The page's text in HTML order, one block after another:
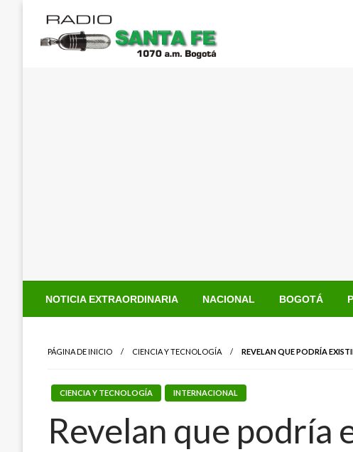
contenido
NOTICIA EXTRAORDINARIA NACIONAL BOGOTÁ
PÁGINA DE INICIO CIENCIA Y TECNOLOGÍA REVELAN QUE PODRÍA
CIENCIA Y TECNOLOGÍA INTERNACIONAL
Revelan que